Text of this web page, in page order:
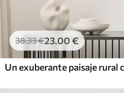
38.33€23.00 €